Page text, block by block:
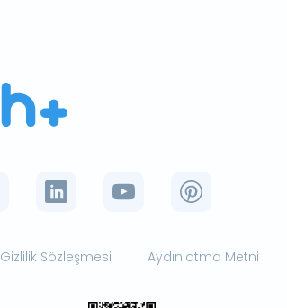
Gizlilik Sözleşmesi Aydınlatma Metni